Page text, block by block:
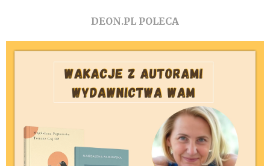
DEON.PL POLECA